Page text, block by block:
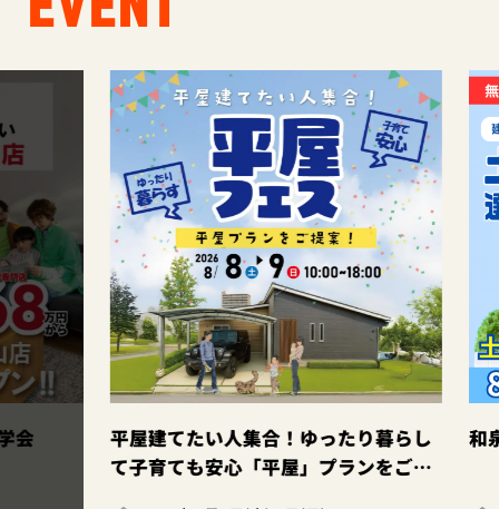
平屋建てたい人集合！ゆったり暮らし
て子育ても安心「平屋」プランをご提
和泉